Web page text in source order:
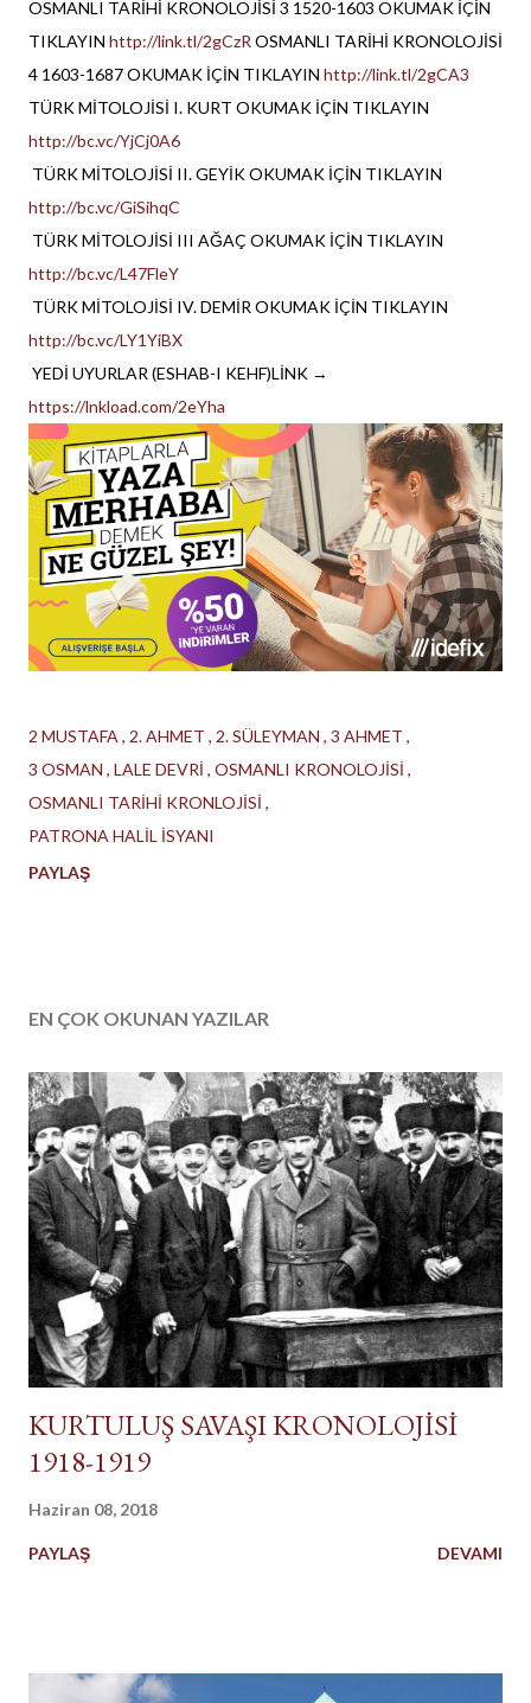
OSMANLI TARİHİ KRONOLOJİSİ 3 1520-1603 OKUMAK İÇİN
TIKLAYIN http://link.tl/2gCzR OSMANLI TARİHİ KRONOLOJİSİ
4 1603-1687 OKUMAK İÇİN TIKLAYIN http://link.tl/2gCA3
TÜRK MİTOLOJİSİ I. KURT OKUMAK İÇİN TIKLAYIN
http://bc.vc/YjCj0A6
TÜRK MİTOLOJİSİ II. GEYİK OKUMAK İÇİN TIKLAYIN
http://bc.vc/GiSihqC
TÜRK MİTOLOJİSİ III AĞAÇ OKUMAK İÇİN TIKLAYIN
http://bc.vc/L47FleY
TÜRK MİTOLOJİSİ IV. DEMİR OKUMAK İÇİN TIKLAYIN
http://bc.vc/LY1YiBX
YEDİ UYURLAR (ESHAB-I KEHF)LİNK →
https://lnkload.com/2eYha
2 MUSTAFA 2. AHMET 2. SÜLEYMAN 3 AHMET
3 OSMAN LALE DEVRİ OSMANLI KRONOLOJİSİ
OSMANLI TARİHİ KRONLOJİSİ
PATRONA HALİL İSYANI
PAYLAŞ
EN ÇOK OKUNAN YAZILAR
KURTULUŞ SAVAŞI KRONOLOJİSİ
1918-1919
Haziran 08, 2018
PAYLAŞ DEVAMI